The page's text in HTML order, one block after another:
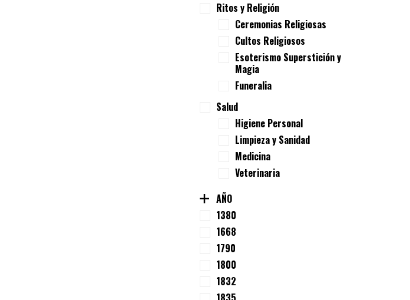
Ritos y Religión
Ceremonias Religiosas
Cultos Religiosos
Esoterismo Superstición y
Magia
Funeralia
Salud
Higiene Personal
Limpieza y Sanidad
Medicina
Veterinaria
AÑO
1380
1668
1790
1800
1832